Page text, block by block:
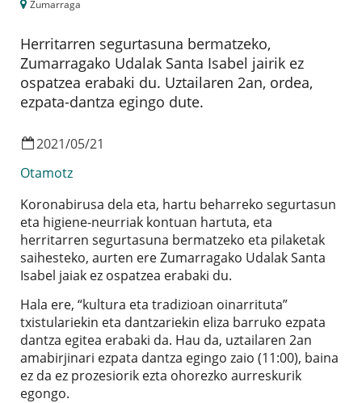
Zumarraga
Herritarren segurtasuna bermatzeko,
Zumarragako Udalak Santa Isabel jairik ez
ospatzea erabaki du. Uztailaren 2an, ordea,
ezpata-dantza egingo dute.
2021/05/21
Otamotz
Koronabirusa dela eta, hartu beharreko segurtasun
eta higiene-neurriak kontuan hartuta, eta
herritarren segurtasuna bermatzeko eta pilaketak
saihesteko, aurten ere Zumarragako Udalak Santa
Isabel jaiak ez ospatzea erabaki du.
Hala ere, “kultura eta tradizioan oinarrituta”
txistulariekin eta dantzariekin eliza barruko ezpata
dantza egitea erabaki da. Hau da, uztailaren 2an
amabirjinari ezpata dantza egingo zaio (11:00), baina
ez da ez prozesiorik ezta ohorezko aurreskurik
egongo.